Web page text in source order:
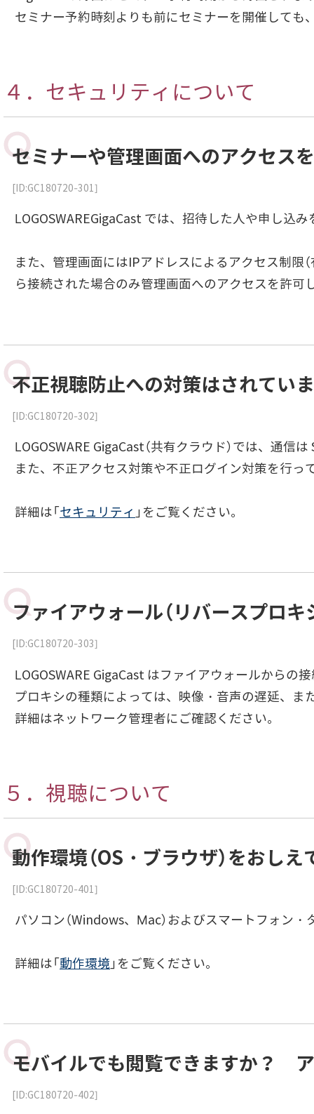
セミナー予約時刻よりも前にセミナーを開催して
４．セキュリティについて
セミナーや管理画面へのアクセス
[ID:GC180720-301]
LOGOSWAREGigaCast では、招待した人や申し込
また、管理画面にはIPアドレスによるアクセス制限
ら接続された場合のみ管理画面へのアクセスを許
不正視聴防止への対策はされてい
[ID:GC180720-302]
LOGOSWARE GigaCast（共有クラウド）では、通信
また、不正アクセス対策や不正ログイン対策を行っ
詳細は「セキュリティ 」をご覧ください。
ファイアウォール（リバースプロ
[ID:GC180720-303]
LOGOSWARE GigaCast はファイアウォールからの
プロキシの種類によっては、映像・音声の遅延、ま
詳細はネットワーク管理者にご確認ください。
５．視聴について
動作環境（OS・ブラウザ）をおし
[ID:GC180720-401]
パソコン（Windows、Mac）およびスマートフォン
詳細は「動作環境 」をご覧ください。
モバイルでも閲覧できますか？
[ID:GC180720-402]